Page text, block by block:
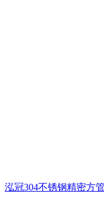
泓冠304不锈钢精密方管